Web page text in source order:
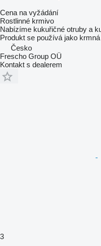
Cena na vyžádání
Rostlinné krmivo
Nabízíme kukuřičné otruby a
Produkt se používá jako
Česko
Frescho Group OÜ
Kontakt s dealerem
3